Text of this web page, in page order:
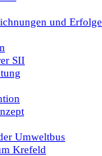
und Erfolge
SII
Umweltbus
Krefeld